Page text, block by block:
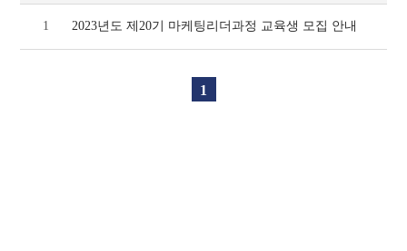
1 2023년도 제20기 마케팅리더과정 교육생 모집 안내
1